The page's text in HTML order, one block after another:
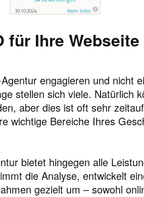
für Ihre Webseite
engagieren und nicht
stellen sich viele. Natürlich
aber dies ist oft sehr
wichtige Bereiche Ihres
bietet hingegen alle
die Analyse, entwickelt
gezielt um – sowohl